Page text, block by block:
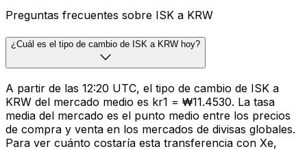
Preguntas frecuentes sobre ISK a KRW
¿Cuál es el tipo de cambio de ISK a KRW hoy?
A partir de las 12:20 UTC, el tipo de cambio de ISK a
KRW del mercado medio es kr1 = ₩11.4530. La tasa
media del mercado es el punto medio entre los precios
de compra y venta en los mercados de divisas globales.
Para ver cuánto costaría esta transferencia con Xe,